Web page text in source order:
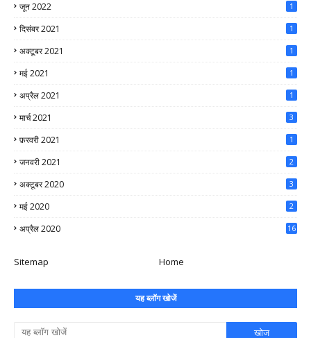
जून 2022 1
दिसंबर 2021 1
अक्टूबर 2021 1
मई 2021 1
अप्रैल 2021 1
मार्च 2021 3
फ़रवरी 2021 1
जनवरी 2021 2
अक्टूबर 2020 3
मई 2020 2
अप्रैल 2020 16
Sitemap Home
यह ब्लॉग खोजें